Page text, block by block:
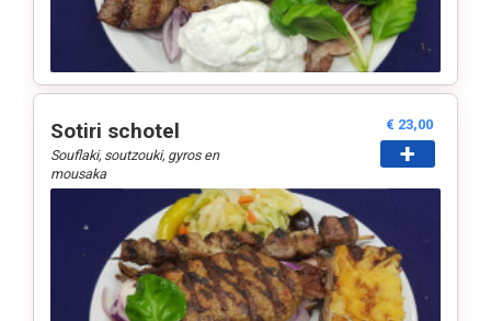
Sotiri schotel
Souflaki, soutzouki, gyros en
mousaka
€ 23,00
+